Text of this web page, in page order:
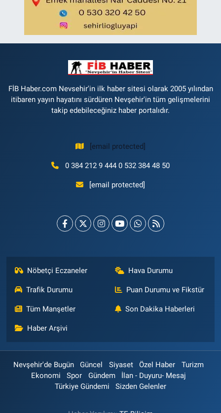
FİB Haber.com Nevsehir'in ilk haber sitesi olarak 2005 yılından
itibaren yayın hayatını sürdüren Nevşehir'in tüm gelişmelerini
takip edebileceğiniz haber portalıdır.
[email protected]
0 384 212 9 444 0 532 384 48 50
[email protected]
Nöbetçi Eczaneler Hava Durumu
Trafik Durumu Puan Durumu ve Fikstür
Tüm Manşetler Son Dakika Haberleri
Haber Arşivi
Nevşehir'de Bugün Güncel Siyaset Özel Haber
Turizm
Ekonomi
Spor Gündem
İlan - Duyuru- Mesaj
Türkiye Gündemi
Sizden Gelenler